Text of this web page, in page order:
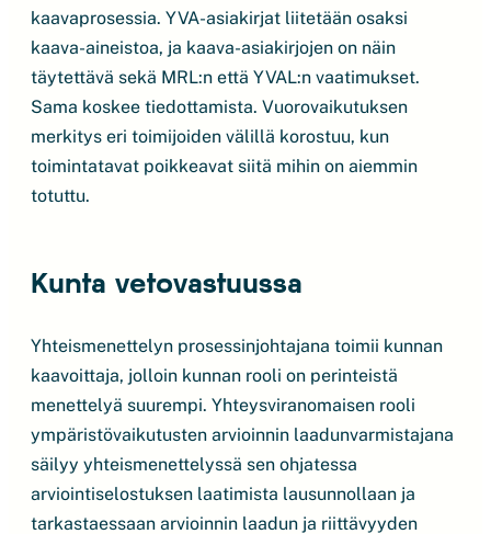
kaavaprosessia. YVA-asiakirjat liitetään osaksi
kaava-aineistoa, ja kaava-asiakirjojen on näin
täytettävä sekä MRL:n että YVAL:n vaatimukset.
Sama koskee tiedottamista. Vuorovaikutuksen
merkitys eri toimijoiden välillä korostuu, kun
toimintatavat poikkeavat siitä mihin on aiemmin
totuttu.
Kunta vetovastuussa
Yhteismenettelyn prosessinjohtajana toimii kunnan
kaavoittaja, jolloin kunnan rooli on perinteistä
menettelyä suurempi. Yhteysviranomaisen rooli
ympäristövaikutusten arvioinnin laadunvarmistajana
säilyy yhteismenettelyssä sen ohjatessa
arviointiselostuksen laatimista lausunnollaan ja
tarkastaessaan arvioinnin laadun ja riittävyyden